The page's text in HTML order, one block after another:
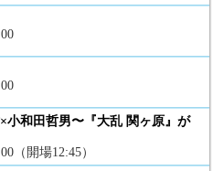
小和田哲男〜『大乱 関ヶ原』が
（開場12:45）